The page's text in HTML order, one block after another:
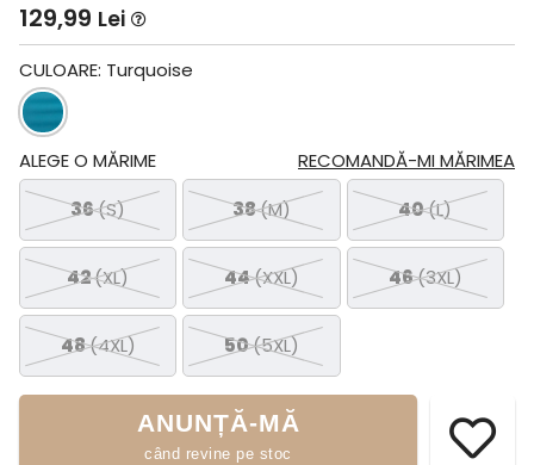
129,99 Lei
CULOARE: Turquoise
RECOMANDĂ-MI MĂRIMEA
ALEGE O MĂRIME
36(S) 38(M) 40(L)
42(XL) 44(XXL) 46(3XL)
48(4XL) 50(5XL)
ANUNȚĂ-MĂ
când revine pe stoc